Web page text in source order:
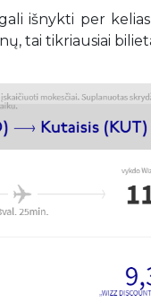
gali išnykti per
tai tikriausiai